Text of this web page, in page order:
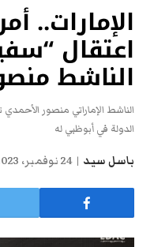
الإمارات..
اعتقال
الناشط
الناشط الإماراتي منصور
الدولة في أبوظبي له
باسل سيد 24 نوفمبر، 2023